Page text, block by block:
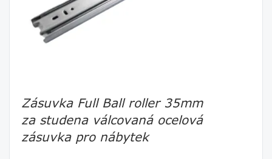
Zásuvka Full Ball roller 35mm
za studena válcovaná ocelová
zásuvka pro nábytek